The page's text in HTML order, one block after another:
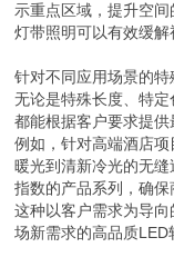
示重点区域，提升空
灯带照明可以有效缓解
针对不同应用场景的特
无论是特殊长度、特
都能根据客户要求提供
例如，针对高端酒店
暖光到清新冷光的无
指数的产品系列，确保
这种以客户需求为导
场新需求的高品质LED